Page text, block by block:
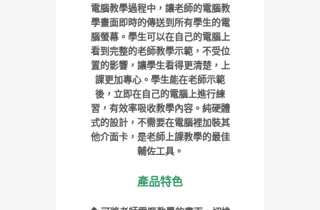
電腦教學過程中，讓老師的電腦教
學畫面即時的傳送到所有學生的電
腦螢幕。學生可以在自己的電腦上
看到完整的老師教學示範，不受位
置的影響，讓學生看得更清楚，上
課更加專心。學生能在老師示範
後，立即在自己的電腦上進行練
習，有效率吸收教學內容。純硬體
式的設計，不需要在電腦裡加裝其
他介面卡，是老師上課教學的最佳
輔佐工具。
產品特色